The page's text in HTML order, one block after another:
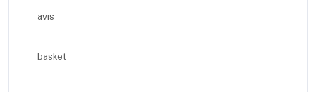
avis
basket